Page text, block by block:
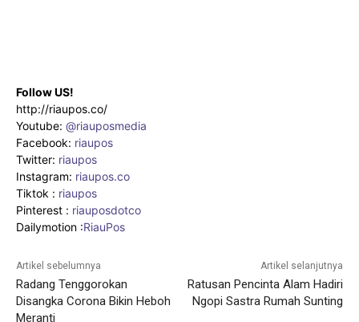
Follow US!
http://riaupos.co/
Youtube: @riauposmedia
Facebook: riaupos
Twitter: riaupos
Instagram: riaupos.co
Tiktok : riaupos
Pinterest : riauposdotco
Dailymotion :RiauPos
Artikel sebelumnya
Radang Tenggorokan
Disangka Corona Bikin Heboh
Meranti
Artikel selanjutnya
Ratusan Pencinta Alam Hadiri
Ngopi Sastra Rumah Sunting